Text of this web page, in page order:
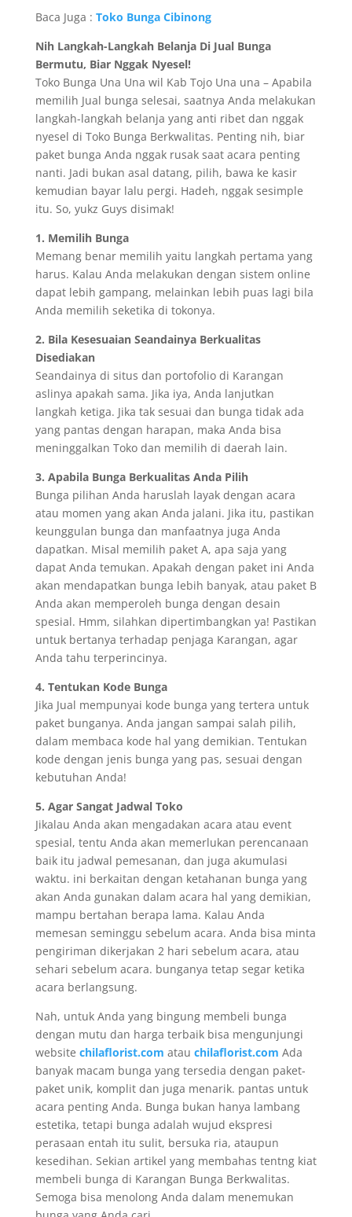
Baca Juga : Toko Bunga Cibinong
Nih Langkah-Langkah Belanja Di Jual Bunga
Bermutu, Biar Nggak Nyesel!
Toko Bunga Una Una wil Kab Tojo Una una – Apabila
memilih Jual bunga selesai, saatnya Anda melakukan
langkah-langkah belanja yang anti ribet dan nggak
nyesel di Toko Bunga Berkwalitas. Penting nih, biar
paket bunga Anda nggak rusak saat acara penting
nanti. Jadi bukan asal datang, pilih, bawa ke kasir
kemudian bayar lalu pergi. Hadeh, nggak sesimple
itu. So, yukz Guys disimak!
1. Memilih Bunga
Memang benar memilih yaitu langkah pertama yang
harus. Kalau Anda melakukan dengan sistem online
dapat lebih gampang, melainkan lebih puas lagi bila
Anda memilih seketika di tokonya.
2. Bila Kesesuaian Seandainya Berkualitas
Disediakan
Seandainya di situs dan portofolio di Karangan
aslinya apakah sama. Jika iya, Anda lanjutkan
langkah ketiga. Jika tak sesuai dan bunga tidak ada
yang pantas dengan harapan, maka Anda bisa
meninggalkan Toko dan memilih di daerah lain.
3. Apabila Bunga Berkualitas Anda Pilih
Bunga pilihan Anda haruslah layak dengan acara
atau momen yang akan Anda jalani. Jika itu, pastikan
keunggulan bunga dan manfaatnya juga Anda
dapatkan. Misal memilih paket A, apa saja yang
dapat Anda temukan. Apakah dengan paket ini Anda
akan mendapatkan bunga lebih banyak, atau paket B
Anda akan memperoleh bunga dengan desain
spesial. Hmm, silahkan dipertimbangkan ya! Pastikan
untuk bertanya terhadap penjaga Karangan, agar
Anda tahu terperincinya.
4. Tentukan Kode Bunga
Jika Jual mempunyai kode bunga yang tertera untuk
paket bunganya. Anda jangan sampai salah pilih,
dalam membaca kode hal yang demikian. Tentukan
kode dengan jenis bunga yang pas, sesuai dengan
kebutuhan Anda!
5. Agar Sangat Jadwal Toko
Jikalau Anda akan mengadakan acara atau event
spesial, tentu Anda akan memerlukan perencanaan
baik itu jadwal pemesanan, dan juga akumulasi
waktu. ini berkaitan dengan ketahanan bunga yang
akan Anda gunakan dalam acara hal yang demikian,
mampu bertahan berapa lama. Kalau Anda
memesan seminggu sebelum acara. Anda bisa minta
pengiriman dikerjakan 2 hari sebelum acara, atau
sehari sebelum acara. bunganya tetap segar ketika
acara berlangsung.
Nah, untuk Anda yang bingung membeli bunga
dengan mutu dan harga terbaik bisa mengunjungi
website chilaflorist.com atau chilaflorist.com Ada
banyak macam bunga yang tersedia dengan paket-
paket unik, komplit dan juga menarik. pantas untuk
acara penting Anda. Bunga bukan hanya lambang
estetika, tetapi bunga adalah wujud ekspresi
perasaan entah itu sulit, bersuka ria, ataupun
kesedihan. Sekian artikel yang membahas tentng kiat
membeli bunga di Karangan Bunga Berkwalitas.
Semoga bisa menolong Anda dalam menemukan